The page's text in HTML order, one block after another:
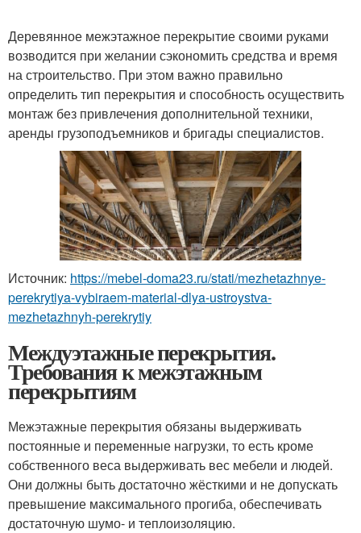
Деревянное межэтажное перекрытие своими руками
возводится при желании сэкономить средства и время
на строительство. При этом важно правильно
определить тип перекрытия и способность осуществить
монтаж без привлечения дополнительной техники,
аренды грузоподъемников и бригады специалистов.
Источник: https://mebel-doma23.ru/stati/mezhetazhnye-
perekrytiya-vybiraem-material-dlya-ustroystva-
mezhetazhnyh-perekrytiy
Междуэтажные перекрытия.
Требования к межэтажным
перекрытиям
Межэтажные перекрытия обязаны выдерживать
постоянные и переменные нагрузки, то есть кроме
собственного веса выдерживать вес мебели и людей.
Они должны быть достаточно жёсткими и не допускать
превышение максимального прогиба, обеспечивать
достаточную шумо- и теплоизоляцию.